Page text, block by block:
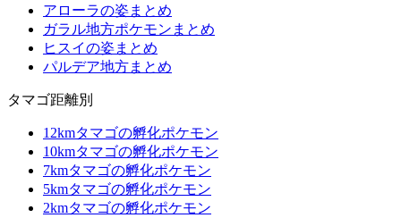
アローラの姿まとめ
ガラル地方ポケモンまとめ
ヒスイの姿まとめ
パルデア地方まとめ
タマゴ距離別
12kmタマゴの孵化ポケモン
10kmタマゴの孵化ポケモン
7kmタマゴの孵化ポケモン
5kmタマゴの孵化ポケモン
2kmタマゴの孵化ポケモン